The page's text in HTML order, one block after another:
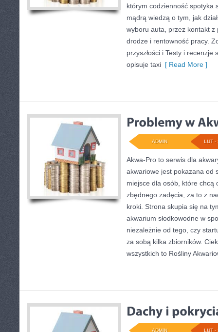
którym codzienność spotyka
mądrą wiedzą o tym, jak
wyboru auta, przez kontakt
drodze i rentowność pracy.
przyszłości i Testy i recenzje
opisuje taxi [ Read More ]
LUT -
ADMIN
Akwa-Pro to serwis dla
akwariowe jest pokazana od
miejsce dla osób, które chcą
zbędnego zadęcia, za to z
kroki. Strona skupia się na
akwarium słodkowodne w
niezależnie od tego, czy
za sobą kilka zbiorników.
wszystkich to Rośliny
LUT -
ADMIN